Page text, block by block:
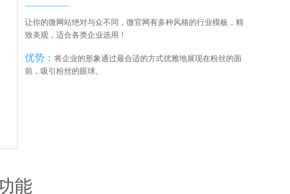
让你的微网站绝对与众不同，微官网有多种风格的行业模板，精
致美观，适合各类企业选用！
优势： 将企业的形象通过最合适的方式优雅地展现在粉丝的面
前，吸引粉丝的眼球。
能